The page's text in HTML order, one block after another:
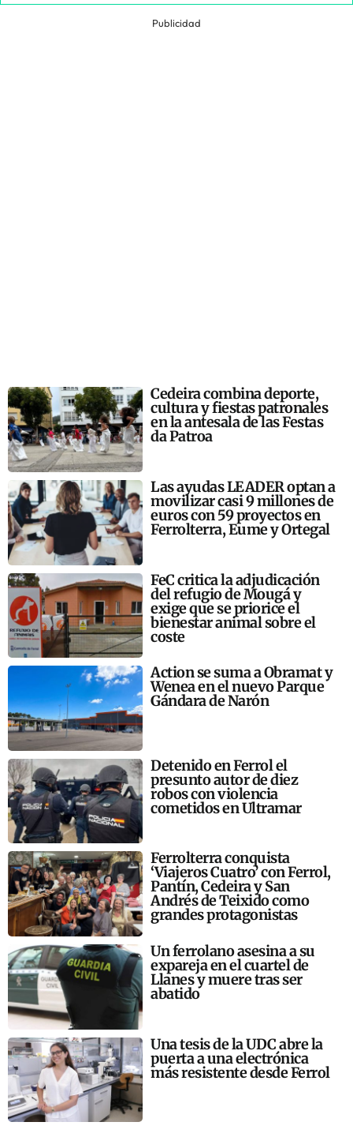
Publicidad
Cedeira combina deporte,
cultura y fiestas patronales
en la antesala de las Festas
da Patroa
Las ayudas LEADER optan a
movilizar casi 9 millones de
euros con 59 proyectos en
Ferrolterra, Eume y Ortegal
FeC critica la adjudicación
del refugio de Mougá y
exige que se priorice el
bienestar animal sobre el
coste
Action se suma a Obramat y
Wenea en el nuevo Parque
Gándara de Narón
Detenido en Ferrol el
presunto autor de diez
robos con violencia
cometidos en Ultramar
Ferrolterra conquista
‘Viajeros Cuatro’ con Ferrol,
Pantín, Cedeira y San
Andrés de Teixido como
grandes protagonistas
Un ferrolano asesina a su
expareja en el cuartel de
Llanes y muere tras ser
abatido
Una tesis de la UDC abre la
puerta a una electrónica
más resistente desde Ferrol